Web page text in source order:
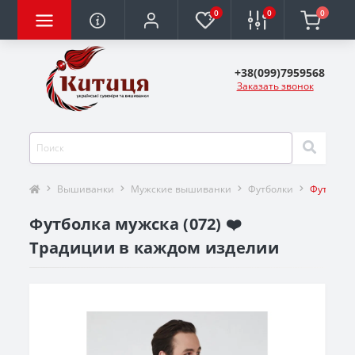
0 0 0
+38(099)7959568
Заказать звонок
Вышиванки Мужские вышиванки Футболки
Футболка мужска (072) ❤️
Традиции в каждом изделии